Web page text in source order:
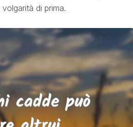
di prima.